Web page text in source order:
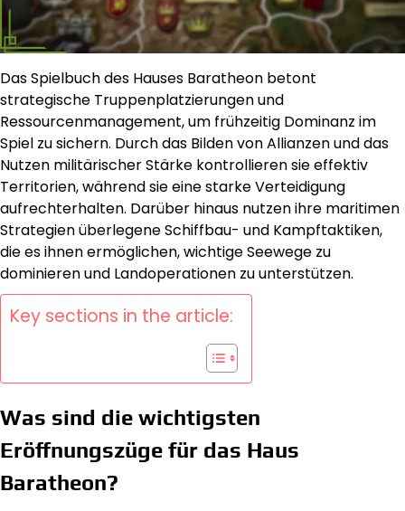
Das Spielbuch des Hauses Baratheon betont
strategische Truppenplatzierungen und
Ressourcenmanagement, um frühzeitig Dominanz im
Spiel zu sichern. Durch das Bilden von Allianzen und das
Nutzen militärischer Stärke kontrollieren sie effektiv
Territorien, während sie eine starke Verteidigung
aufrechterhalten. Darüber hinaus nutzen ihre maritimen
Strategien überlegene Schiffbau- und Kampftaktiken,
die es ihnen ermöglichen, wichtige Seewege zu
dominieren und Landoperationen zu unterstützen.
Key sections in the article:
Was sind die wichtigsten
Eröffnungszüge für das Haus
Baratheon?